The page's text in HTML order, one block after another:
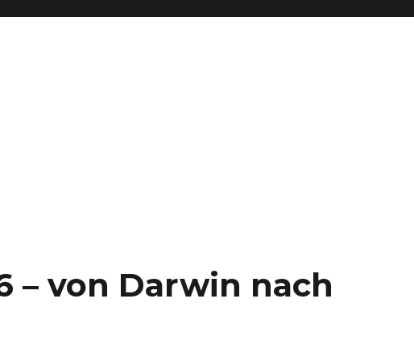
– von Darwin nach